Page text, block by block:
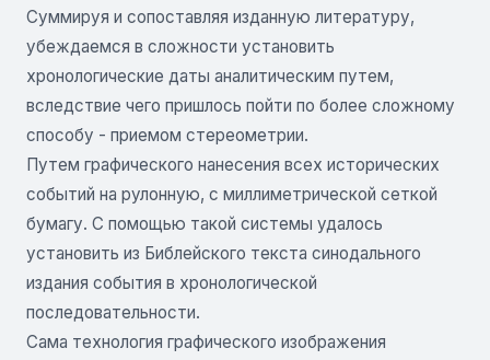
Суммируя и сопоставляя изданную литературу,
убеждаемся в сложности установить
хронологические даты аналитическим путем,
вследствие чего пришлось пойти по более сложному
способу - приемом стереометрии.
Путем графического нанесения всех исторических
событий на рулонную, с миллиметрической сеткой
бумагу. С помощью такой системы уда­лось
установить из Библейского текста синодального
издания события в хронологической
последовательности.
Сама технология графического изображения